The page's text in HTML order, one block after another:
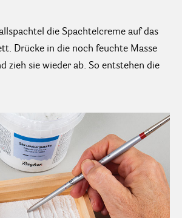
die Spachtelcreme auf das
Drücke in die noch feuchte Masse
zieh sie wieder ab. So entstehen die